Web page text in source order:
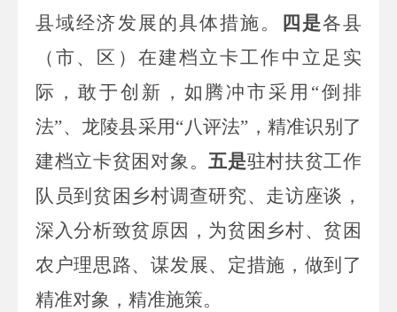
县域经济发展的具体措施。
四是各县
（市、区）在建档立卡工作中立足实
际，敢于创新，如腾冲市采用“倒排
法”、龙陵县采用“八评法”，精准识别了
建档立卡贫困对象。五是驻村扶贫工作
队员到贫困乡村调查研究、走访座谈，
深入分析致贫原因， 为贫困乡村、贫困
农户理思路、谋发展、定措施 ， 做到了
精准对象，精准施策。